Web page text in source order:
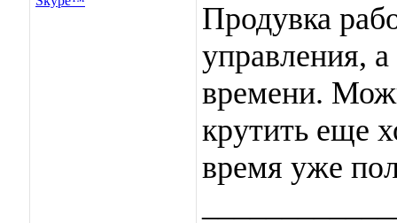
Продувка
управления,
времени.
крутить еще
время уже